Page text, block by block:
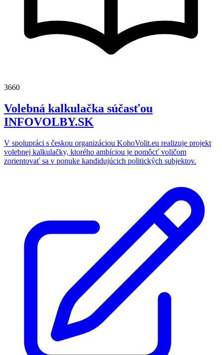
3660
Volebná kalkulačka súčasťou
INFOVOLBY.SK
V spolupráci s českou organizáciou KohoVolit.eu realizuje projekt
volebnej kalkulačky, ktorého ambíciou je pomôcť voličom
zorientovať sa v ponuke kandidujúcich politických subjektov.